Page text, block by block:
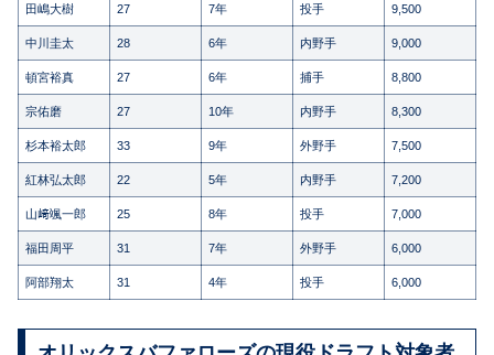
田嶋大樹 27 7年 投手 9,500
中川圭太 28 6年 内野手 9,000
頓宮裕真 27 6年 捕手 8,800
宗佑磨 27 10年 内野手 8,300
杉本裕太郎 33 9年 外野手 7,500
紅林弘太郎 22 5年 内野手 7,200
山﨑颯一郎 25 8年 投手 7,000
福田周平 31 7年 外野手 6,000
阿部翔太 31 4年 投手 6,000